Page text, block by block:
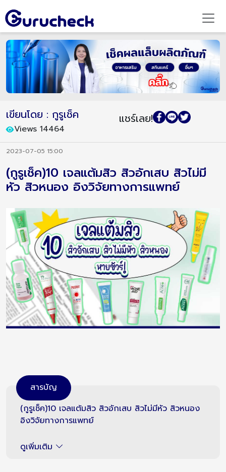
เขียนโดย : กูรูเช็ค
Views 14464
แชร์เลย!
2023-07-05 15:00
(กูรูเช็ค)10 เจลแต้มสิว สิวอักเสบ สิวไม่มี
หัว สิวหนอง อิงวิจัยทางการแพทย์
สารบัญ
(กูรูเช็ค)10 เจลแต้มสิว สิวอักเสบ สิวไม่มีหัว สิวหนอง
อิงวิจัยทางการแพทย์
ดูเพิ่มเติม